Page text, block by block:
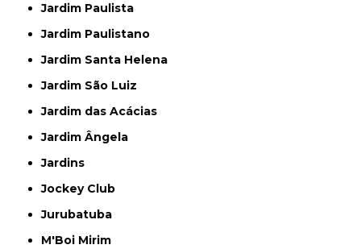
Jardim Paulista
Jardim Paulistano
Jardim Santa Helena
Jardim São Luiz
Jardim das Acácias
Jardim Ângela
Jardins
Jockey Club
Jurubatuba
M'Boi Mirim